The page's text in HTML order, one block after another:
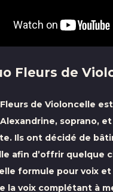
Fleurs de
de Violoncelle
soprano,
Ils ont décidé de
afin d’offrir quelque
formule pour voix
la voix complétant à